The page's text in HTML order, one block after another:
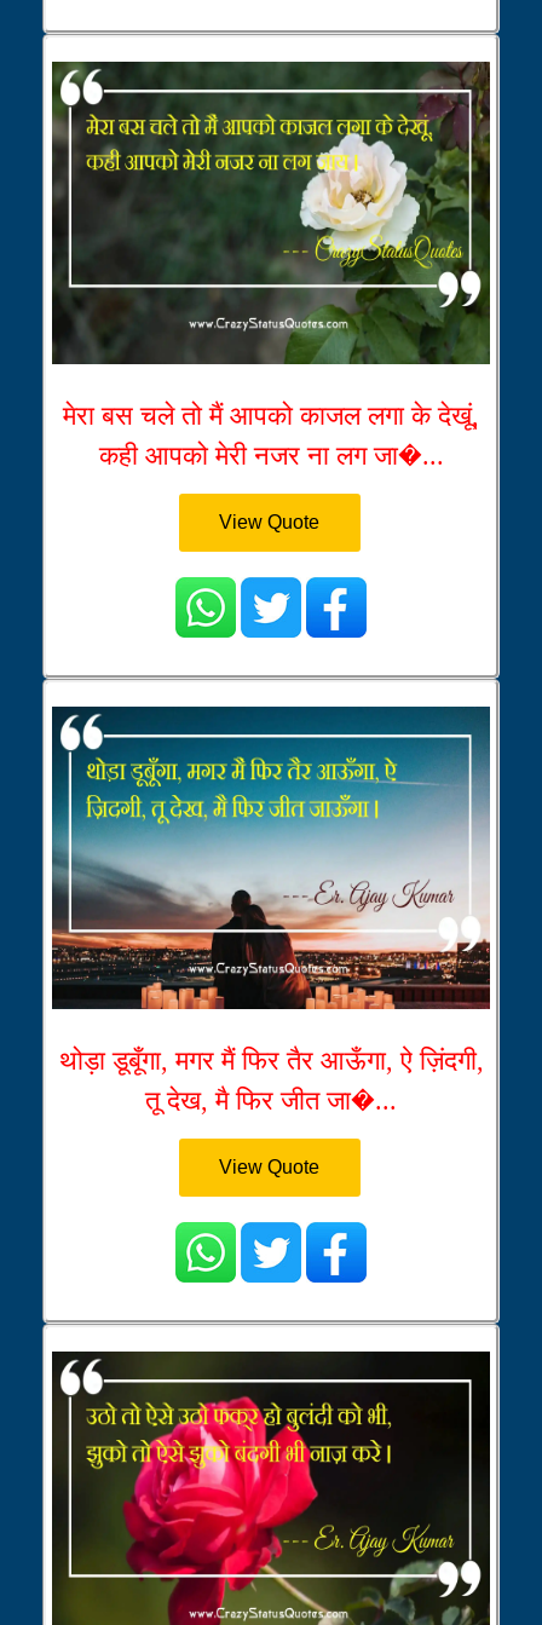
मेरा बस चले तो मैं आपको काजल लगा के देखूं,
कही आपको मेरी नजर ना लग जा�...
View Quote
थोड़ा डूबूँगा, मगर मैं फिर तैर आऊँगा, ऐ ज़िंदगी,
तू देख, मै फिर जीत जा�...
View Quote